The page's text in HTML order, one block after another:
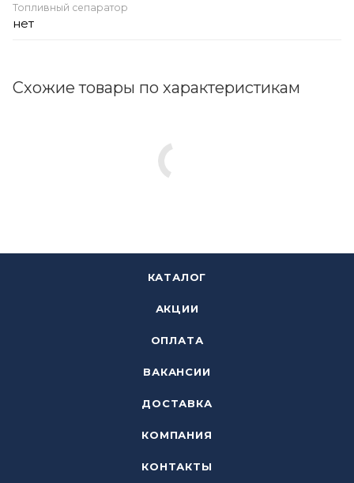
Топливный сепаратор
нет
Схожие товары по характеристикам
КАТАЛОГ
АКЦИИ
ОПЛАТА
ВАКАНСИИ
ДОСТАВКА
КОМПАНИЯ
КОНТАКТЫ